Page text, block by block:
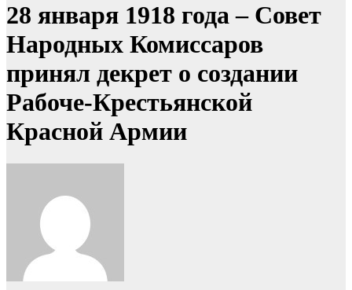
28 января 1918 года – Совет
Народных Комиссаров
принял декрет о создании
Рабоче-Крестьянской
Красной Армии